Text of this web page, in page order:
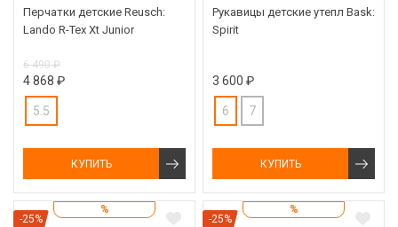
Перчатки детские Reusch:
Lando R-Tex Xt Junior
6 490 ₽
4 868 ₽
5.5
КУПИТЬ
Рукавицы детские утепл Bask:
Spirit
3 600 ₽
6 7
КУПИТЬ
%
-25%
%
-25%